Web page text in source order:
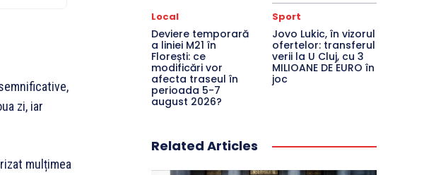
zi, iar
mulțimea
Local
Deviere temporară
a liniei M21 în
Florești: ce
modificări vor
afecta traseul în
perioada 5-7
august 2026?
Sport
Jovo Lukic, în vizorul
ofertelor: transferul
verii la U Cluj, cu 3
MILIOANE DE EURO în
joc
Related Articles